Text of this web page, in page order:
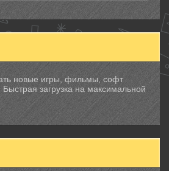
новые игры, фильмы, софт
. Быстрая загрузка на максимальной